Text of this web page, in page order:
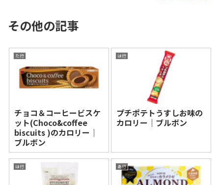
その他の記事
た行
チョコ＆コーヒービスケ
ット(Choco&coffee
biscuits )のカロリー｜
ブルボン
は行
プチポテトうすしお味の
カロリー｜ブルボン
は行 あ行